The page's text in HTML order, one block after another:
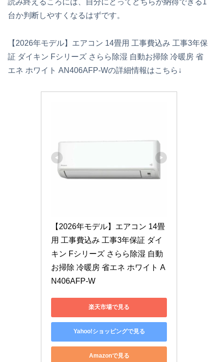
読み終えるころには、自分にとってどちらが納得できる1
台か判断しやすくなるはずです。
【2026年モデル】エアコン 14畳用 工事費込み 工事3年保
証 ダイキン Fシリーズ さらら除湿 自動お掃除 冷暖房 省
エネ ホワイト AN406AFP-Wの詳細情報はこちら↓
【2026年モデル】エアコン 14畳
用 工事費込み 工事3年保証 ダイ
キン Fシリーズ さらら除湿 自動
お掃除 冷暖房 省エネ ホワイト A
N406AFP-W
楽天市場で見る
Yahoo!ショッピングで見る
Amazonで見る